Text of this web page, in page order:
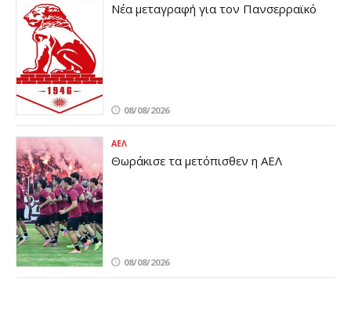
Νέα μεταγραφή για τον Πανσερραϊκό
08/08/2026
ΑΕΛ
Θωράκισε τα μετόπισθεν η ΑΕΛ
08/08/2026